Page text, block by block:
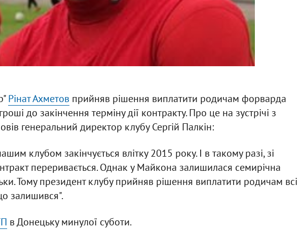
Рінат Ахметов прийняв рішення виплатити родичам форварда
до закінчення терміну дії контракту. Про це на зустрічі з
генеральний директор клубу Сергій Палкін:
клубом закінчується влітку 2015 року. І в такому разі, зі
переривається. Однак у Майкона залишилася семирічна
Тому президент клубу прийняв рішення виплатити родичам всі
залишився".
в Донецьку минулої суботи.